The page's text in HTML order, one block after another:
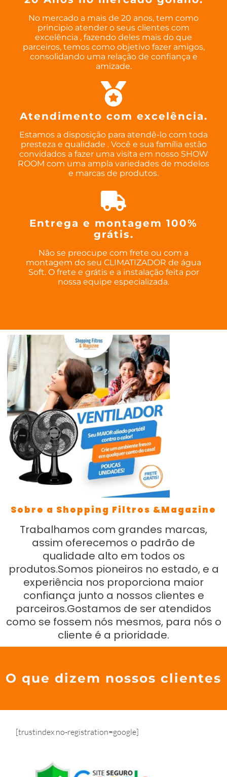
No mercado a mais de 20 anos, tem como
principio atender o seus clientes com
excelência , fazendo deles mais do que
parceiros, temos como objetivo fazer amigos,
consolidando uma relação de confiança e
amizade.
Atendimento com excelência.
Estamos a disposição para atendê-lo com toda
presteza e qualidade . Você e sua família estão
convidados a fazer uma visita em nosso SHOW
ROOM com uma ampla variedades de modelos
e marcas de produtos.
Entrega e montagem 100%
grátis.
Não se preocupe com frete ou com a
montagem do seu CLIMATIZADOR de água
Soft. O frete e grátis e a instalação feita por
nossa equipe especializada.
Sobre a Shopping Filtros &Magazine
Trabalhamos com grandes marcas,
assim oferecemos o padrão de
qualidade alto em todos os
produtos.Somos pioneiros no estado, e a
experiência nos proporciona maior
confiança junto a nossos clientes e
parceiros.Gostamos de ser atendidos
como se fossem nós mesmos, para nós o
cliente é a prioridade.
O que dizem nossos clientes
[trustindex no-registration=google]